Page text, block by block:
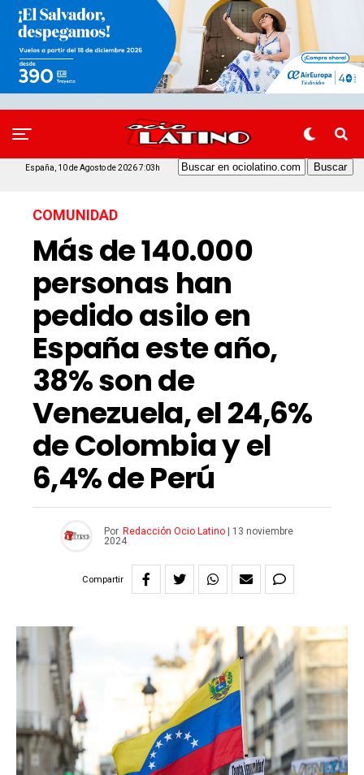
España, 10 de Agosto de 2026 7:03h
COMUNIDAD
Más de 140.000
personas han
pedido asilo en
España este año,
38% son de
Venezuela, el 24,6%
de Colombia y el
6,4% de Perú
Por Redacción Ocio Latino
13 noviembre
2024
Compartir